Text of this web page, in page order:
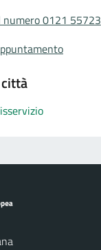
numero 0121 55723